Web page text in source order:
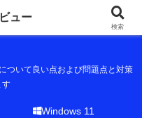
ュー
ついて良い点および問題点と対策
す
Windows 11
ュー
検索